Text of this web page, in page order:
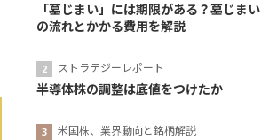
「墓じまい」には期限がある？墓じまい
の流れとかかる費用を解説
ストラテジーレポート
半導体株の調整は底値をつけたか
米国株、業界動向と銘柄解説